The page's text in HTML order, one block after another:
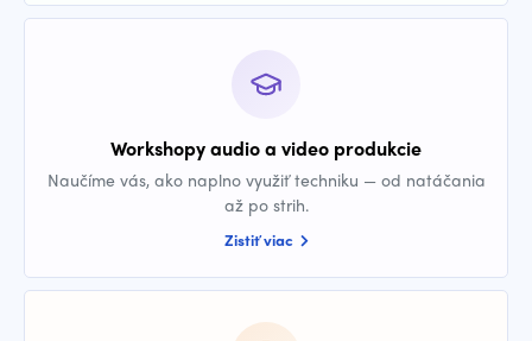
Workshopy audio a video produkcie
Naučíme vás, ako naplno využiť techniku — od natáčania
až po strih.
Zistiť viac